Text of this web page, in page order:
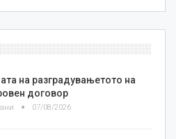
на разградувањетото на
договор
07/08/2026